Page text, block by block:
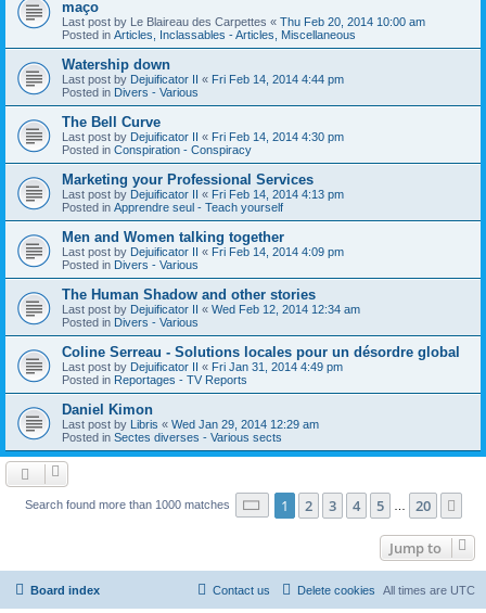
maço
Last post by Le Blaireau des Carpettes « Thu Feb 20, 2014 10:00 am
Posted in Articles, Inclassables - Articles, Miscellaneous
Watership down
Last post by Dejuificator II « Fri Feb 14, 2014 4:44 pm
Posted in Divers - Various
The Bell Curve
Last post by Dejuificator II « Fri Feb 14, 2014 4:30 pm
Posted in Conspiration - Conspiracy
Marketing your Professional Services
Last post by Dejuificator II « Fri Feb 14, 2014 4:13 pm
Posted in Apprendre seul - Teach yourself
Men and Women talking together
Last post by Dejuificator II « Fri Feb 14, 2014 4:09 pm
Posted in Divers - Various
The Human Shadow and other stories
Last post by Dejuificator II « Wed Feb 12, 2014 12:34 am
Posted in Divers - Various
Coline Serreau - Solutions locales pour un désordre global
Last post by Dejuificator II « Fri Jan 31, 2014 4:49 pm
Posted in Reportages - TV Reports
Daniel Kimon
Last post by Libris « Wed Jan 29, 2014 12:29 am
Posted in Sectes diverses - Various sects
Search found more than 1000 matches Page 1of 20
1 2 3 4 5 20
Jump to
Board index All times are UTC
Delete cookies
Contact us